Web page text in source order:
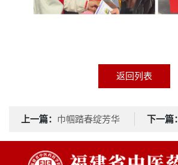
返回列表
上一篇：
巾帼踏春绽芳华
下一篇：